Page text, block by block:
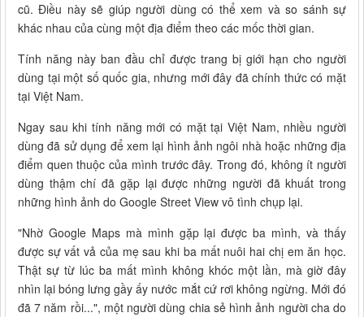
cũ. Điều này sẽ giúp người dùng có thể xem và so sánh sự
khác nhau của cùng một địa điểm theo các mốc thời gian.
Tính năng này ban đầu chỉ được trang bị giới hạn cho người
dùng tại một số quốc gia, nhưng mới đây đã chính thức có mặt
tại Việt Nam.
Ngay sau khi tính năng mới có mặt tại Việt Nam, nhiều người
dùng đã sử dụng để xem lại hình ảnh ngôi nhà hoặc những địa
điểm quen thuộc của mình trước đây. Trong đó, không ít người
dùng thậm chí đã gặp lại được những người đã khuất trong
những hình ảnh do Google Street View vô tình chụp lại.
"Nhờ Google Maps mà mình gặp lại được ba mình, và thấy
được sự vất vả của mẹ sau khi ba mất nuôi hai chị em ăn học.
Thật sự từ lúc ba mất mình không khóc một lần, mà giờ đây
nhìn lại bóng lưng gầy ấy nước mắt cứ rơi không ngừng. Mới đó
đã 7 năm rồi...", một người dùng chia sẻ hình ảnh người cha do